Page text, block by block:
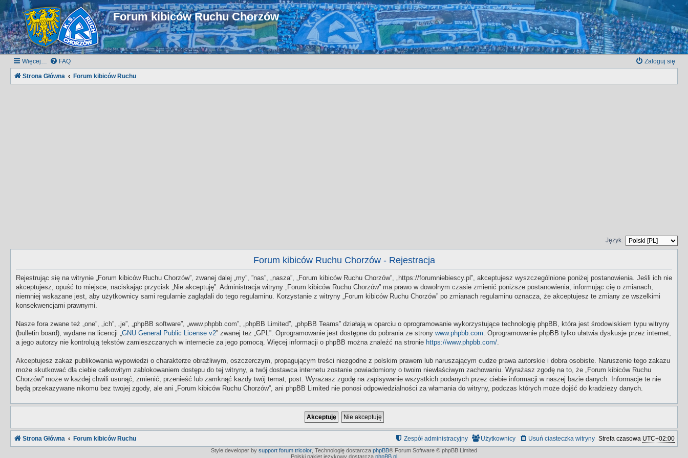
Forum kibiców Ruchu Chorzów
Więcej… FAQ Zaloguj się
Strona Główna Forum kibiców Ruchu
Język:
Forum kibiców Ruchu Chorzów - Rejestracja
Rejestrując się na witrynie „Forum kibiców Ruchu Chorzów”, zwanej dalej „my”, ”nas”, „nasza”, „Forum kibiców Ruchu Chorzów”, „https://forumniebiescy.pl”, akceptujesz wyszczególnione poniżej postanowienia. Jeśli ich nie
akceptujesz, opuść to miejsce, naciskając przycisk „Nie akceptuję”. Administracja witryny „Forum kibiców Ruchu Chorzów” ma prawo w dowolnym czasie zmienić poniższe postanowienia, informując cię o zmianach,
niemniej wskazane jest, aby użytkownicy sami regularnie zaglądali do tego regulaminu. Korzystanie z witryny „Forum kibiców Ruchu Chorzów” po zmianach regulaminu oznacza, że akceptujesz te zmiany ze wszelkimi
konsekwencjami prawnymi.
Nasze fora zwane też „one”, „ich”, „je”, „phpBB software”, „www.phpbb.com”, „phpBB Limited”, „phpBB Teams” działają w oparciu o oprogramowanie wykorzystujące technologię phpBB, która jest środowiskiem typu witryny
(bulletin board), wydane na licencji „GNU General Public License v2” zwanej też „GPL”. Oprogramowanie jest dostępne do pobrania ze strony www.phpbb.com. Oprogramowanie phpBB tylko ułatwia dyskusje przez internet,
a jego autorzy nie kontrolują tekstów zamieszczanych w internecie za jego pomocą. Więcej informacji o phpBB można znaleźć na stronie https://www.phpbb.com/.
Akceptujesz zakaz publikowania wypowiedzi o charakterze obraźliwym, oszczerczym, propagującym treści niezgodne z polskim prawem lub naruszającym cudze prawa autorskie i dobra osobiste. Naruszenie tego zakazu
może skutkować dla ciebie całkowitym zablokowaniem dostępu do tej witryny, a twój dostawca internetu zostanie powiadomiony o twoim niewłaściwym zachowaniu. Wyrażasz zgodę na to, że „Forum kibiców Ruchu
Chorzów” może w każdej chwili usunąć, zmienić, przenieść lub zamknąć każdy twój temat, post. Wyrażasz zgodę na zapisywanie wszystkich podanych przez ciebie informacji w naszej bazie danych. Informacje te nie
będą przekazywane nikomu bez twojej zgody, ale ani „Forum kibiców Ruchu Chorzów”, ani phpBB Limited nie ponosi odpowiedzialności za włamania do witryny, podczas których może dojść do kradzieży danych.
Strona Główna Forum kibiców Ruchu Strefa czasowa UTC+02:00
Usuń ciasteczka witryny
Użytkownicy
Zespół administracyjny
Style developer by support forum tricolor Technologię dostarcza phpBB® Forum Software © phpBB Limited
Polski pakiet językowy dostarcza phpBB.pl